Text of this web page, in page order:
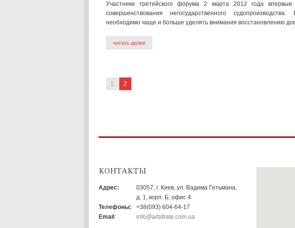
Участники третейского форума 2 марта 2012 года
совершенствования негосударственного
необходимо чаще и больше уделять внимания восстановлению
читать далее
1 2
КОНТАКТЫ
Адрес:
03057, г. Киев, ул. Вадима Гетьмана,
д. 1, корп. Б, офис 4
Телефоны:
+38(093) 604-64-17
Email: info@arbitrate.com.ua